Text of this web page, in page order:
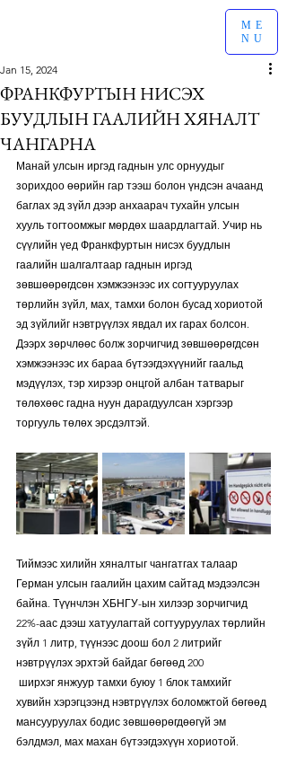
ME
NU
ФРАНКФУРТЫН НИСЭХ
БУУДЛЫН ГААЛИЙН ХЯНАЛТ
ЧАНГАРНА
Jan 15, 2024
Манай улсын иргэд гаднын улс орнуудыг
зорихдоо өөрийн гар тээш болон үндсэн ачаанд
баглах эд зүйл дээр анхаарач тухайн улсын
хууль тогтоомжыг мөрдөх шаардлагтай. Учир нь
сүүлийн үед Франкфуртын нисэх буудлын
гаалийн шалгалтаар гаднын иргэд
зөвшөөрөгдсөн хэмжээнээс их согтууруулах
төрлийн зүйл, мах, тамхи болон бусад хориотой
эд зүйлийг нэвтрүүлэх явдал их гарах болсон.
Дээрх зөрчлөөс болж зорчигчид зөвшөөрөгдсөн
хэмжээнээс их бараа бүтээгдэхүүнийг гаальд
мэдүүлэх, тэр хирээр онцгой албан татварыг
төлөхөөс гадна нуун дарагдуулсан хэргээр
торгууль төлөх эрсдэлтэй.
Тиймээс хилийн хяналтыг чангатгах талаар
Герман улсын гаалийн цахим сайтад мэдээлсэн
байна. Түүнчлэн ХБНГУ-ын хилээр зорчигчид
22%-аас дээш хатуулагтай согтууруулах төрлийн
зүйл 1 литр, түүнээс доош бол 2 литрийг
нэвтрүүлэх эрхтэй байдаг бөгөөд 200
хувийн хэрэгцээнд нэвтрүүлэх боломжтой бөгөөд
мансууруулах бодис зөвшөөрөгдөөгүй эм
бэлдмэл, мах махан бүтээгдэхүүн хориотой.